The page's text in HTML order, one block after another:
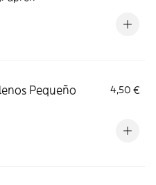
Pequeño
4,50 €